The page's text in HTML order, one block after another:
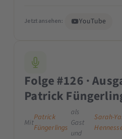
Jetzt ansehen: YouTube
Folge #126 ·
Patrick
Mit
Patrick
Füngerlings
als
Gast
und
Sarah-